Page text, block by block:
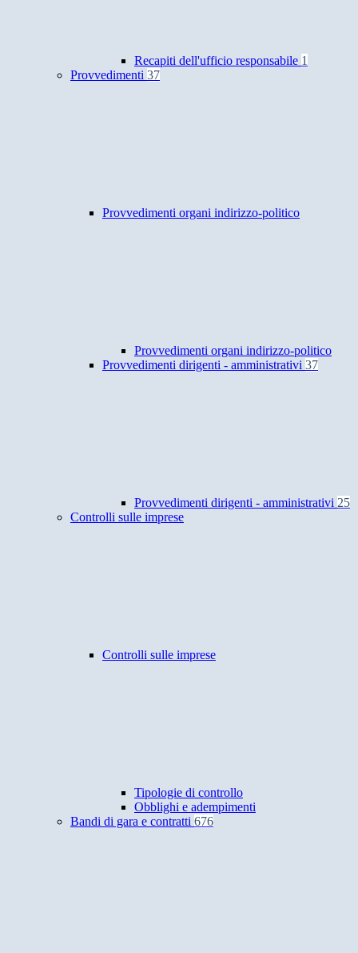
Recapiti dell'ufficio responsabile 1
Provvedimenti 37
Provvedimenti organi indirizzo-politico
Provvedimenti organi indirizzo-politico
Provvedimenti dirigenti - amministrativi 37
Provvedimenti dirigenti - amministrativi 25
Controlli sulle imprese
Controlli sulle imprese
Tipologie di controllo
Obblighi e adempimenti
Bandi di gara e contratti 676